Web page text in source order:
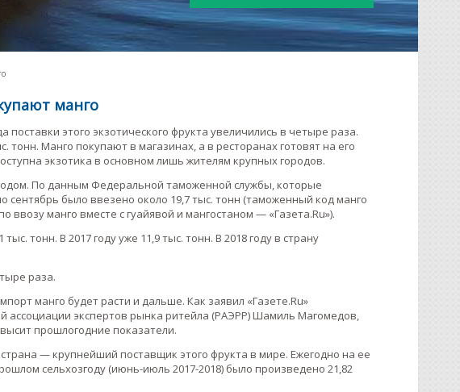
манго
этого экзотического фрукта увеличились в четыре раза.
Манго покупают в магазинах, а в ресторанах готовят на его
экзотика в основном лишь жителям крупных городов.
По данным Федеральной таможенной службы, которые
сентябрь было ввезено около 19,7 тыс. тонн (таможенный код манго
ввозу манго вместе с гуайявой и мангостаном — «Газета.Ru»).
тонн. В 2017 году уже 11,9 тыс. тонн. В 2018 году в страну
раза.
манго будет расти и дальше. Как заявил «Газете.Ru»
ассоциации экспертов рынка ритейла (РАЭРР) Шамиль Магомедов,
прошлогодние показатели.
— крупнейший поставщик этого фрукта в мире. Ежегодно на ее
сельхозгоду (июнь-июль 2017-2018) было произведено 21,82